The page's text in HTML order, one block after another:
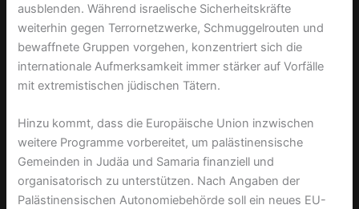
ausblenden. Während israelische Sicherheitskräfte
weiterhin gegen Terrornetzwerke, Schmuggelrouten und
bewaffnete Gruppen vorgehen, konzentriert sich die
internationale Aufmerksamkeit immer stärker auf Vorfälle
mit extremistischen jüdischen Tätern.
Hinzu kommt, dass die Europäische Union inzwischen
weitere Programme vorbereitet, um palästinensische
Gemeinden in Judäa und Samaria finanziell und
organisatorisch zu unterstützen. Nach Angaben der
Palästinensischen Autonomiebehörde soll ein neues EU-